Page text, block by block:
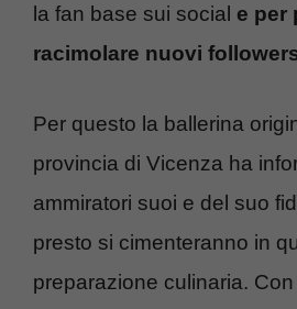
la fan base sui social e per
racimolare nuovi
Per questo la ballerina
provincia di Vicenza ha
ammiratori suoi e del suo
presto si cimenteranno in
preparazione culinaria.